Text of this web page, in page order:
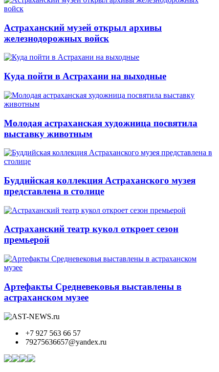
Астраханский музей открыл архивы
железнодорожных войск
Куда пойти в Астрахани на выходные
Молодая астраханская художница посвятила
выставку животным
Буддийская коллекция Астраханского музея
представлена в столице
Астраханский театр кукол откроет сезон
премьерой
Артефакты Средневековья выставлены в
астраханском музее
+7 927 563 66 57
79275636657@yandex.ru